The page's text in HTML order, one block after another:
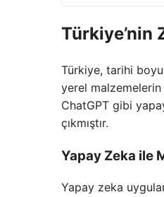
Türkiye’nin
Türkiye, tarihi
yerel malzemelerin
ChatGPT gibi
çıkmıştır.
Yapay Zeka ile
Yapay zeka